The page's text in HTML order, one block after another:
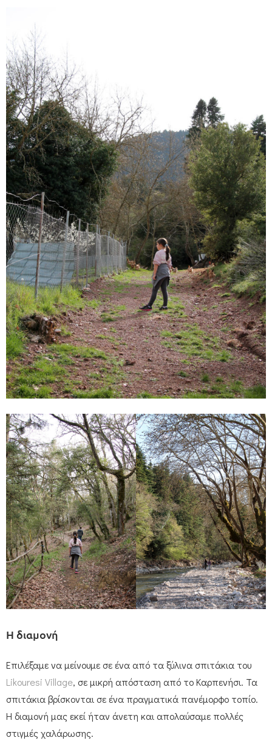
Η διαμονή
Επιλέξαμε να μείνουμε σε ένα από τα ξύλινα σπιτάκια του
Likouresi Village, σε μικρή απόσταση από το Καρπενήσι. Τα
σπιτάκια βρίσκονται σε ένα πραγματικά πανέμορφο τοπίο.
Η διαμονή μας εκεί ήταν άνετη και απολαύσαμε πολλές
στιγμές χαλάρωσης.